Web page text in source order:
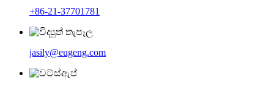
+86-21-37701781
jasily@eugeng.com